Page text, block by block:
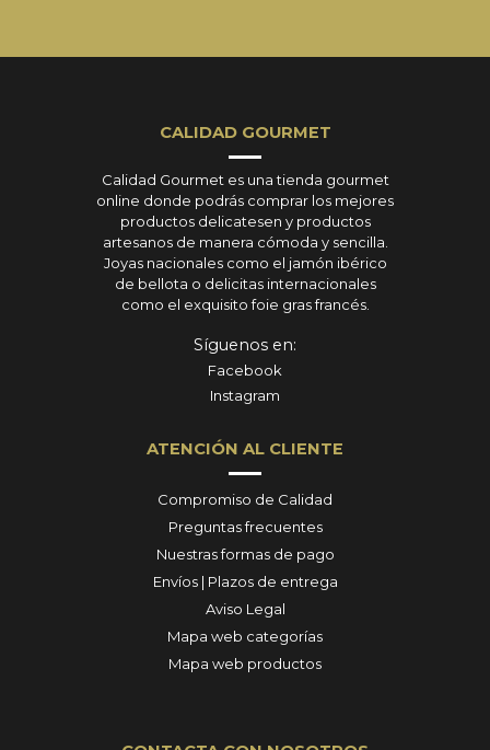
CALIDAD GOURMET
Calidad Gourmet es una tienda gourmet
online donde podrás comprar los mejores
productos delicatesen y productos
artesanos de manera cómoda y sencilla.
Joyas nacionales como el jamón ibérico
de bellota o delicitas internacionales
como el exquisito foie gras francés.
Síguenos en:
Facebook
Instagram
ATENCIÓN AL CLIENTE
Compromiso de Calidad
Preguntas frecuentes
Nuestras formas de pago
Envíos | Plazos de entrega
Aviso Legal
Mapa web categorías
Mapa web productos